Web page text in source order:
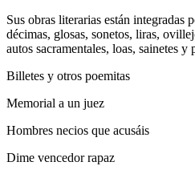
Sus obras literarias están integradas
décimas, glosas, sonetos, liras,
autos sacramentales, loas, sainetes y
Billetes y otros poemitas
Memorial a un juez
Hombres necios que acusáis
Dime vencedor rapaz